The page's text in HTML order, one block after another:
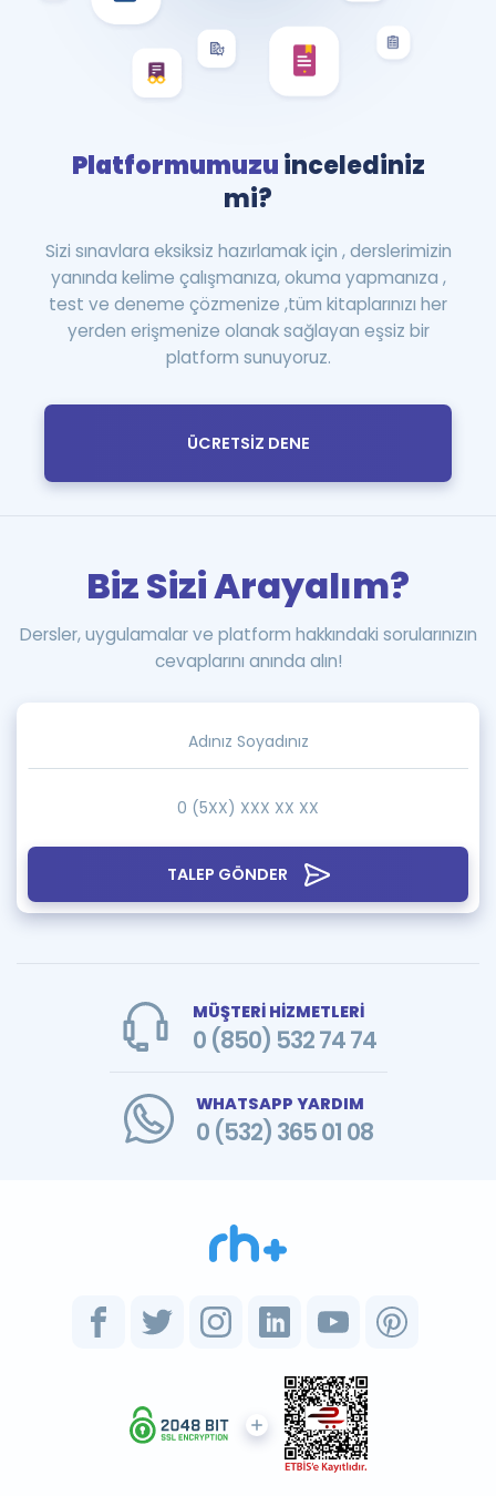
Platformumuzuincelediniz
mi?
Sizi sınavlara eksiksiz hazırlamak için , derslerimizin
yanında kelime çalışmanıza, okuma yapmanıza ,
test ve deneme çözmenize ,tüm kitaplarınızı her
yerden erişmenize olanak sağlayan eşsiz bir
platform sunuyoruz.
ÜCRETSİZ DENE
TALEP GÖNDER
Biz Sizi Arayalım?
Dersler, uygulamalar ve platform hakkındaki sorularınızın
cevaplarını anında alın!
MÜŞTERİ HİZMETLERİ
0 (850) 532 74 74
WHATSAPP YARDIM
0 (532) 365 01 08